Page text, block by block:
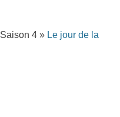
Saison 4 » Le jour de la